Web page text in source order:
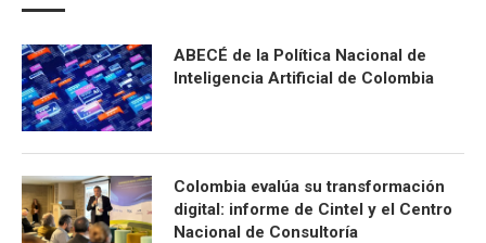
ABECÉ de la Política Nacional de
Inteligencia Artificial de Colombia
Colombia evalúa su transformación
digital: informe de Cintel y el Centro
Nacional de Consultoría